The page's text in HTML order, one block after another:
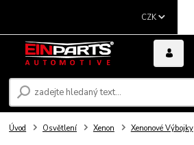
CZK
Úvod Osvětlení Xenon Xenonové Výbojky